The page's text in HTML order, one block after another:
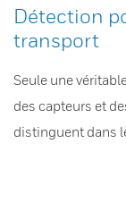
Détection
transport
Seule une
des capteurs et
distinguent dans